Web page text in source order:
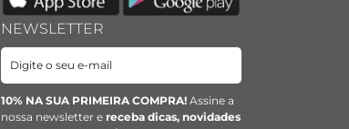
NEWSLETTER
10% NA SUA PRIMEIRA COMPRA! Assine a
nossa newsletter e receba dicas, novidades